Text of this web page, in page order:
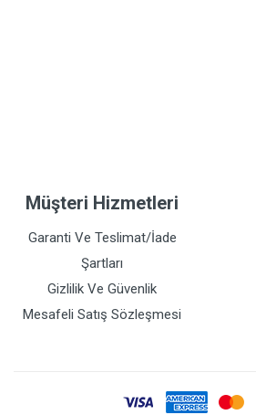
Müşteri Hizmetleri
Garanti Ve Teslimat/İade
Şartları
Gizlilik Ve Güvenlik
Mesafeli Satış Sözleşmesi